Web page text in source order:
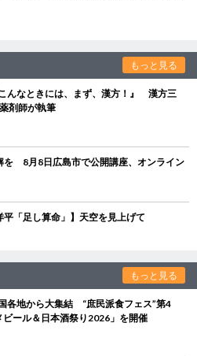
もっと見る
んなときには、まず、漢方！』 漢方三
剤師が執筆
を 8月8日広島市で公開講座、オンライン
平「足し算命」】天空を見上げて
もっと見る
各地から大集結 “庶民派食フェス”第4
ビール＆日本酒祭り2026」を開催